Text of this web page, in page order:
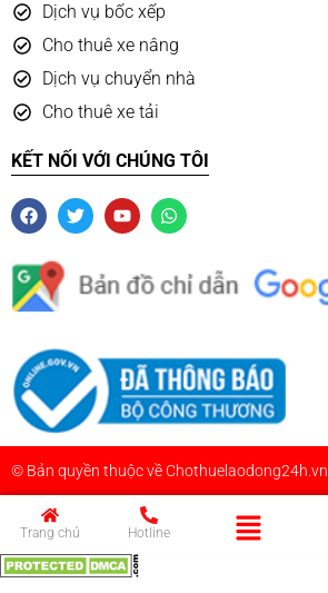
Dịch vụ bốc xếp
Cho thuê xe nâng
Dịch vụ chuyển nhà
Cho thuê xe tải
KẾT NỐI VỚI CHÚNG TÔI
© Bản quyền thuộc về Chothuelaodong24h.vn
Trang chủ Hotline